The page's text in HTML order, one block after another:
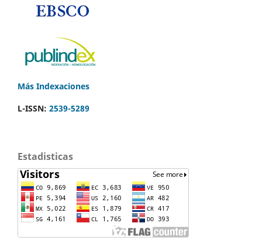
Más Indexaciones
L-ISSN: 2539-5289
Estadisticas